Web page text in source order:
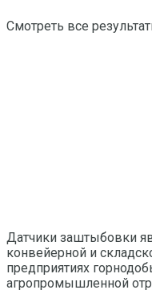
Смотреть все
Датчики заштыбовки
конвейерной и
предприятиях
агропромышленной